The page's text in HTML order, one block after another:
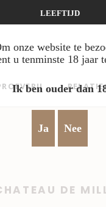
DE
LEEFTIJD
onze website te
u tenminste 18 jaar
Ik ben ouder dan
Ja Nee